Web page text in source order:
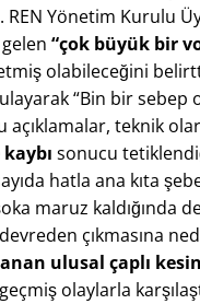
REN Yönetim Kurulu
“çok büyük bir
olabileceğini
“Bin bir
açıklamalar, teknik
sonucu
hatla ana kıta
maruz kaldığında
çıkmasına
ulusal çaplı
olaylarla